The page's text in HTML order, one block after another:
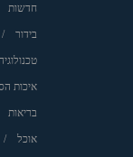
חדשות
בידור
איכות
בריאות
אוכל